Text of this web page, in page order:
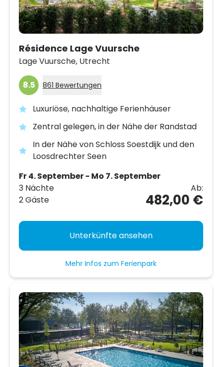
Résidence Lage Vuursche
Lage Vuursche, Utrecht
8.5 861 Bewertungen
Luxuriöse, nachhaltige Ferienhäuser
Zentral gelegen, in der Nähe der Randstad
In der Nähe von Schloss Soestdijk und den
Loosdrechter Seen
Fr 4. September - Mo 7. September
3 Nächte
2 Gäste
Ab:
482,00 €
Unterkünfte ansehen
Mehr Infos zum Ferienpark